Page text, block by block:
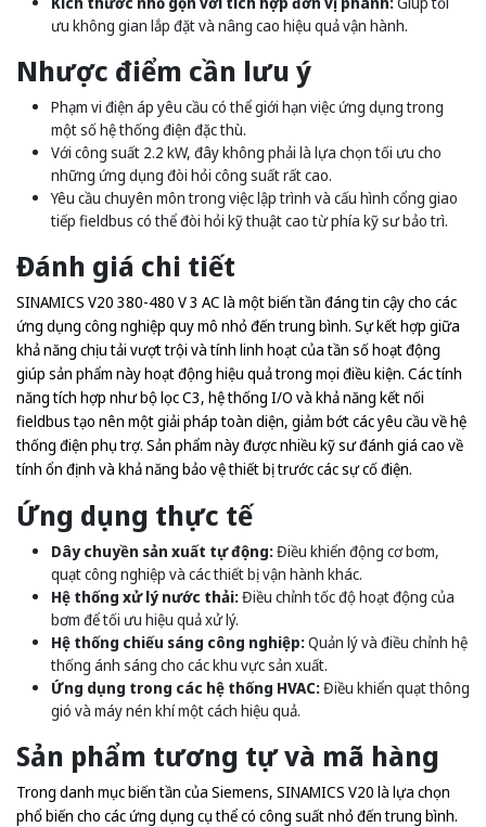
ưu không gian lắp đặt và nâng cao hiệu quả vận hành.
Nhược điểm cần lưu ý
Phạm vi điện áp yêu cầu có thể giới hạn việc ứng dụng trong
một số hệ thống điện đặc thù.
Với công suất 2.2 kW, đây không phải là lựa chọn tối ưu cho
những ứng dụng đòi hỏi công suất rất cao.
Yêu cầu chuyên môn trong việc lập trình và cấu hình cổng giao
tiếp fieldbus có thể đòi hỏi kỹ thuật cao từ phía kỹ sư bảo trì.
Đánh giá chi tiết
SINAMICS V20 380-480 V 3 AC là một biến tần đáng tin cậy cho các
ứng dụng công nghiệp quy mô nhỏ đến trung bình. Sự kết hợp giữa
khả năng chịu tải vượt trội và tính linh hoạt của tần số hoạt động
giúp sản phẩm này hoạt động hiệu quả trong mọi điều kiện. Các tính
năng tích hợp như bộ lọc C3, hệ thống I/O và khả năng kết nối
fieldbus tạo nên một giải pháp toàn diện, giảm bớt các yêu cầu về hệ
thống điện phụ trợ. Sản phẩm này được nhiều kỹ sư đánh giá cao về
tính ổn định và khả năng bảo vệ thiết bị trước các sự cố điện.
Ứng dụng thực tế
Dây chuyền sản xuất tự động:Điều khiển động cơ bơm,
quạt công nghiệp và các thiết bị vận hành khác.
Hệ thống xử lý nước thải:Điều chỉnh tốc độ hoạt động của
bơm để tối ưu hiệu quả xử lý.
Hệ thống chiếu sáng công nghiệp:Quản lý và điều chỉnh hệ
thống ánh sáng cho các khu vực sản xuất.
Ứng dụng trong các hệ thống HVAC:Điều khiển quạt thông
gió và máy nén khí một cách hiệu quả.
Sản phẩm tương tự và mã hàng
Trong danh mục biến tần của Siemens, SINAMICS V20 là lựa chọn
phổ biến cho các ứng dụng cụ thể có công suất nhỏ đến trung bình.